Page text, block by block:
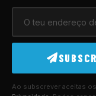
Ao subscrever aceitas